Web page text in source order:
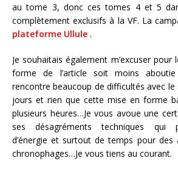
au tome 3, donc ces tomes 4 et 5
complètement exclusifs à la VF. La
plateforme Ullule .
Je souhaitais également m’excuser
forme de l’article soit moins aboutie
rencontre beaucoup de difficultés avec
jours et rien que cette mise en forme
plusieurs heures…Je vous avoue une
ses désagréments techniques qui
d’énergie et surtout de temps pour
chronophages…Je vous tiens au courant.